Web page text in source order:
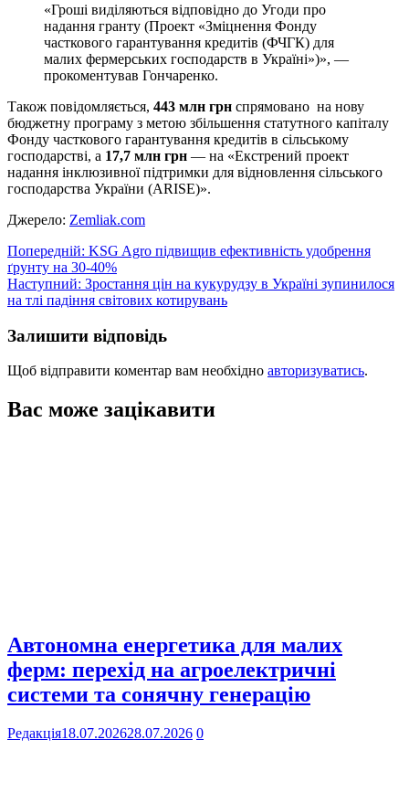
«Гроші виділяються відповідно до Угоди про
надання гранту (Проект «Зміцнення Фонду
часткового гарантування кредитів (ФЧГК) для
малих фермерських господарств в Україні»)», —
прокоментував Гончаренко.
Також повідомляється, 443 млн грн спрямовано на нову
бюджетну програму з метою збільшення статутного капіталу
Фонду часткового гарантування кредитів в сільському
господарстві, а 17,7 млн грн — на «Екстрений проект
надання інклюзивної підтримки для відновлення сільського
господарства України (ARISE)».
Джерело: Zemliak.com
Навігація
записів
Попередній: KSG Agro підвищив ефективність удобрення
ґрунту на 30-40%
Наступний: Зростання цін на кукурудзу в Україні зупинилося
на тлі падіння світових котирувань
Залишити відповідь
Щоб відправити коментар вам необхідно авторизуватись.
Вас може зацікавити
Автономна енергетика для малих
ферм: перехід на агроелектричні
системи та сонячну генерацію
Редакція18.07.202628.07.2026 0